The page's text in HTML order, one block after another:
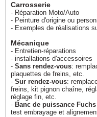
Carrosserie
- Réparation Moto/Auto
- Peinture d'origine ou
- Exemples de réalisations
Mécanique
- Entretien-réparations
- installations d'accessoires
- Sans rendez-vous:
plaquettes de freins, etc.
- Sur rendez-vous:
freins, kit pignon chaîne,
réglage fin, etc.
- Banc de puissance Fuchs
test embrayage et